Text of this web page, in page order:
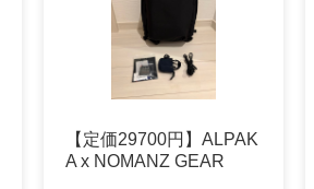
【定価29700円】ALPAK
A x NOMANZ GEAR